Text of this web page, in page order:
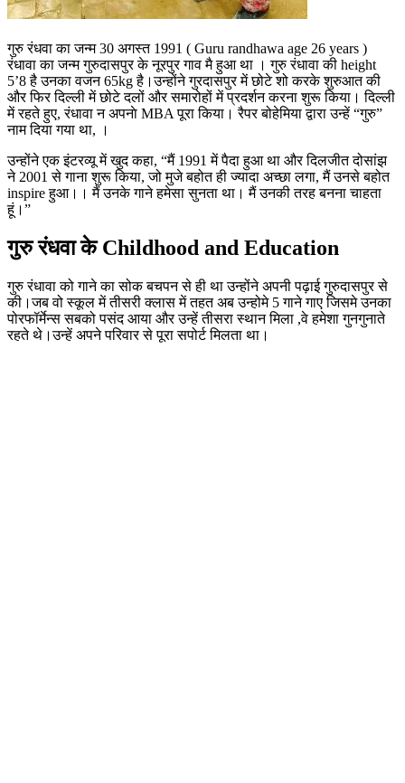
गुरु रंधवा का जन्म 30 अगस्त 1991 ( Guru randhawa age 26 years )
रंधावा का जन्म गुरुदासपुर के नूरपुर गाव मै हुआ था । गुरु रंधावा की height
5’8 है उनका वजन 65kg है।उन्होंने गुरदासपुर में छोटे शो करके शुरुआत की
और फिर दिल्ली में छोटे दलों और समारोहों में प्रदर्शन करना शुरू किया। दिल्ली
में रहते हुए, रंधावा न अपनाे MBA पूरा किया। रैपर बोहेमिया द्वारा उन्हें “गुरु”
नाम दिया गया था, ।
उन्होंने एक इंटरव्यू में खुद कहा, “मैं 1991 में पैदा हुआ था और दिलजीत दोसांझ
ने 2001 से गाना शुरू किया, जो मुजे बहोत ही ज्यादा अच्छा लगा, मैं उनसे बहोत
inspire हुआ।। मैं उनके गाने हमेसा सुनता था। मैं उनकी तरह बनना चाहता
हूं।”
गुरु रंधवा के Childhood and Education
गुरु रंधावा को गाने का सोक बचपन से ही था उन्होंने अपनी पढ़ाई गुरुदासपुर से
की।जब वो स्कूल में तीसरी क्लास में तहत अब उन्होमे 5 गाने गाए जिसमे उनका
पोरफॉर्मेन्स सबको पसंद आया और उन्हें तीसरा स्थान मिला ,वे हमेशा गुनगुनाते
रहते थे।उन्हें अपने परिवार से पूरा सपोर्ट मिलता था।